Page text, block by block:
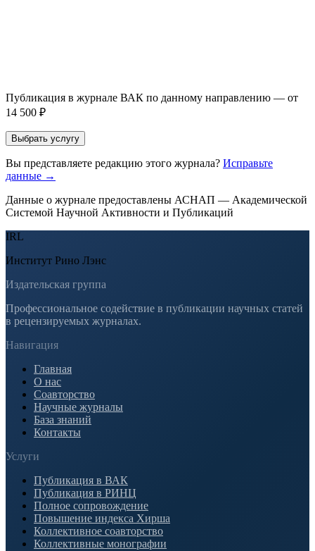
Публикация в журнале ВАК по данному направлению — от
14 500 ₽
Выбрать услугу
Вы представляете редакцию этого журнала? Исправьте
данные →
Данные о журнале предоставлены АСНАП — Академической
Системой Научной Активности и Публикаций
IRL
Институт Рино Лэнс
Издательская группа
Профессиональное содействие в публикации научных статей
в рецензируемых журналах.
Навигация
Главная
О нас
Соавторство
Научные журналы
База знаний
Контакты
Услуги
Публикация в ВАК
Публикация в РИНЦ
Полное сопровождение
Повышение индекса Хирша
Коллективное соавторство
Коллективные монографии